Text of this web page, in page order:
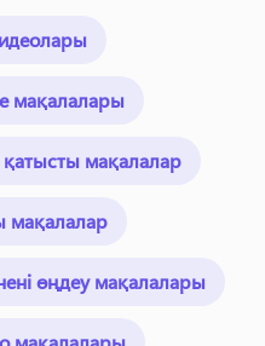
мақалалары
қатысты мақалалар
мақалалар
өңдеу мақалалары